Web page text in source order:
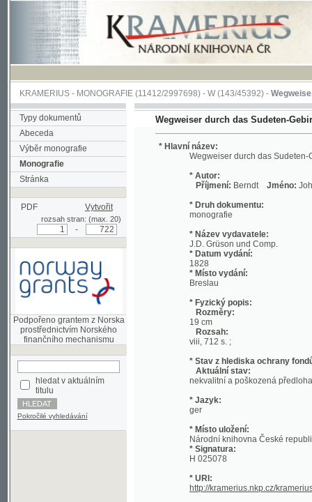
KRAMERIUS-MONOGRAFIE(11412/2997698) -W (143/45392)-Wegweiser durch
Typy dokumentů
Abeceda
Výběr monografie
Monografie
Stránka
PDF Vytvořit
rozsah stran: (max. 20)
Podpořeno grantem z Norska
prostřednictvím Norského
hledat v aktuálním
titulu
Pokročilé vyhledávání
Wegweiser durch das Sudeten-Gebirge
* Hlavní název:
Wegweiser durch das Sudeten-Gebirge
* Autor:
* Druh dokumentu:
* Název vydavatele:
J.D. Grüson und Comp.
* Datum vydání:
* Místo vydání:
Breslau
* Fyzický popis:
Rozměry:
Rozsah:
viii, 712 s. ;
* Stav z hlediska ochrany fondů:
Aktuální stav:
nekvalitní a poškozená předloha;
* Jazyk:
Národní knihovna České republiky
* Signatura:
H 025078
* URI:
http://kramerius.nkp.cz/kramerius/
[b] (prázdná strana) [c] (titulní strana)